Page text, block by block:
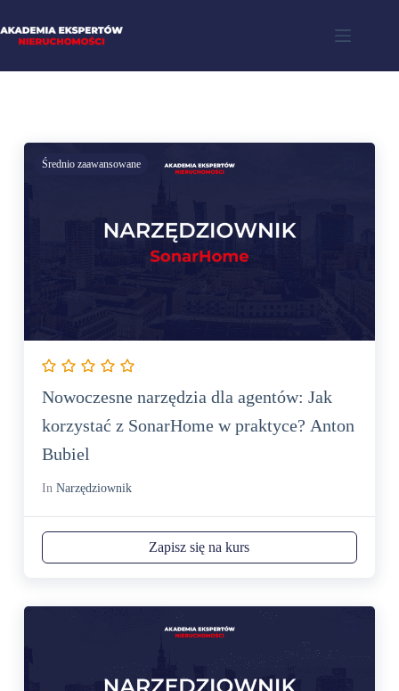
Średnio zaawansowane
Nowoczesne narzędzia dla agentów: Jak
korzystać z SonarHome w praktyce? Anton
Bubiel
In Narzędziownik
Zapisz się na kurs